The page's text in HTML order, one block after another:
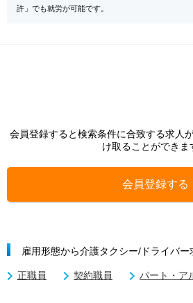
許」でも就労が可能です。
会員登録すると検索条件に合致する求人
け取ることができま
会員登録する
雇用形態から介護タクシー/ドライバー
正職員 契約職員 パート・ア